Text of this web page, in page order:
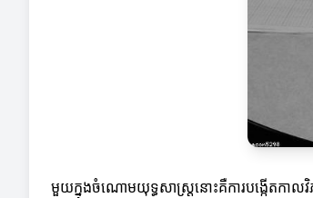
មួយក្នុងចំណោមយុទ្ធសាស្ត្រនោះគឺការបង្កើតកាល